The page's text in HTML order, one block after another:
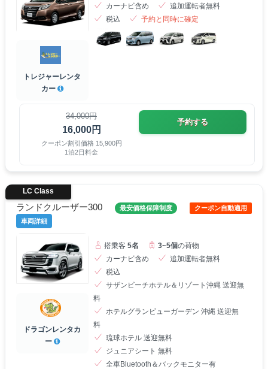
トレジャーレンタ
カー
カーナビ含め
追加運転者無料
税込
予約と同時に確定
34,000円
16,000円
クーポン割引価格 15,900円
1泊2日料金
予約する
ランドクルーザー300 最安価格保障制度
クーポン自動適用
車両詳細
LC Class
ドラゴンレンタカ
ー
搭乗客5名 3~5個の荷物
カーナビ含め
追加運転者無料
税込
サザンビーチホテル＆リゾート沖縄 送迎無
料
ホテルグランビューガーデン 沖縄 送迎無
料
琉球ホテル 送迎無料
ジュニアシート 無料
全車Bluetooth＆バックモニター有